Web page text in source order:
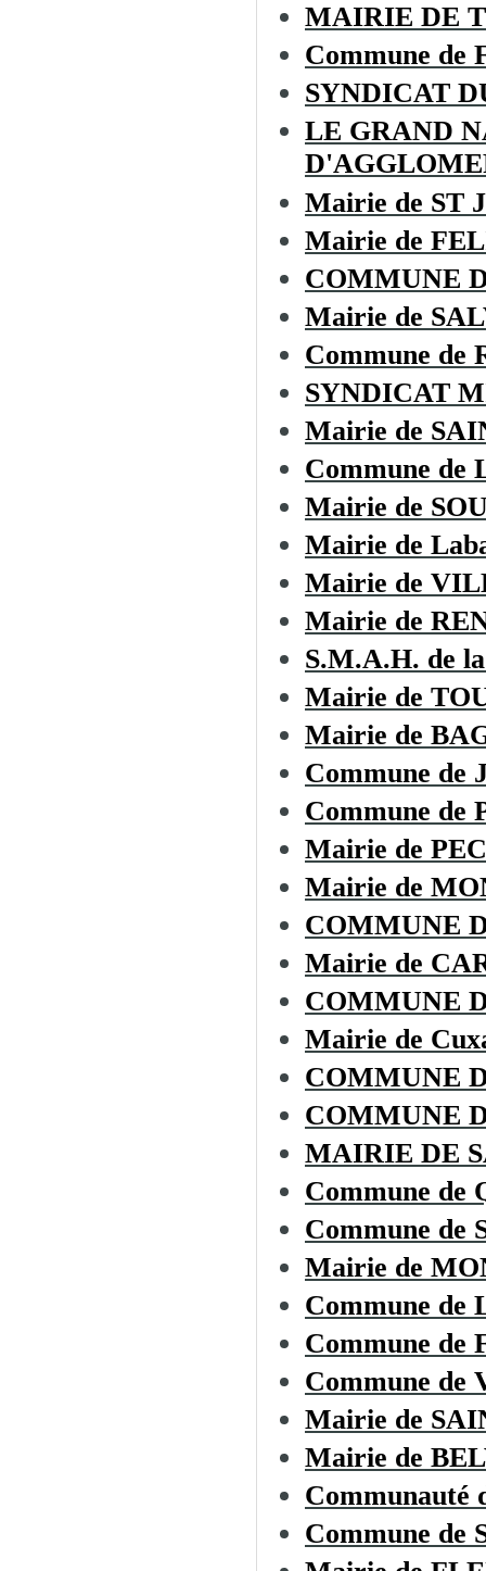
MAIRIE DE
Commune de
SYNDICAT
LE GRAND
Mairie de ST
Mairie de
COMMUNE
Mairie de
Commune de
SYNDICAT
Mairie de
Commune de
Mairie de
Mairie de
Mairie de
Mairie de
S.M.A.H. de
Mairie de
Mairie de
Commune de
Commune de
Mairie de
Mairie de
COMMUNE
Mairie de
COMMUNE
Mairie de
COMMUNE
COMMUNE
MAIRIE DE
Commune de
Commune de
Mairie de
Commune de
Commune de
Commune
Mairie de
Mairie de
Communauté
Commune de